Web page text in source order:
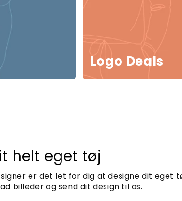
Logo Deals
helt eget tøj
er det let for dig at designe dit eget
billeder og send dit design til os.